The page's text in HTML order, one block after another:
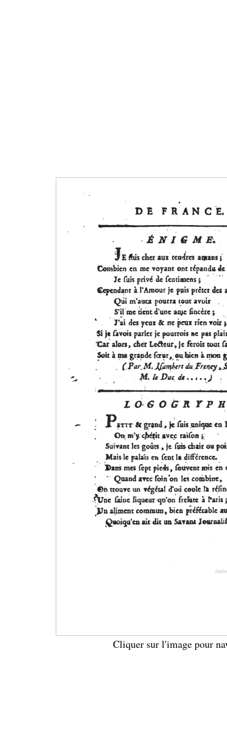
Cliquer sur l'image pour